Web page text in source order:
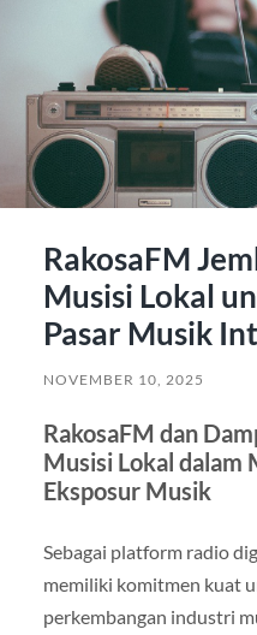
RakosaFM
Musisi Lokal
Pasar Musik
NOVEMBER 10, 2025
RakosaFM dan
Musisi Lokal dalam
Eksposur Musik
Sebagai platform radio
memiliki komitmen kuat
perkembangan industri